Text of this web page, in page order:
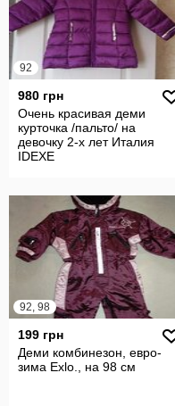
92
980 грн
Очень красивая деми
курточка /пальто/ на
девочку 2-х лет Италия
IDEXE
92, 98
199 грн
Деми комбинезон, евро-
зима Exlo., на 98 см